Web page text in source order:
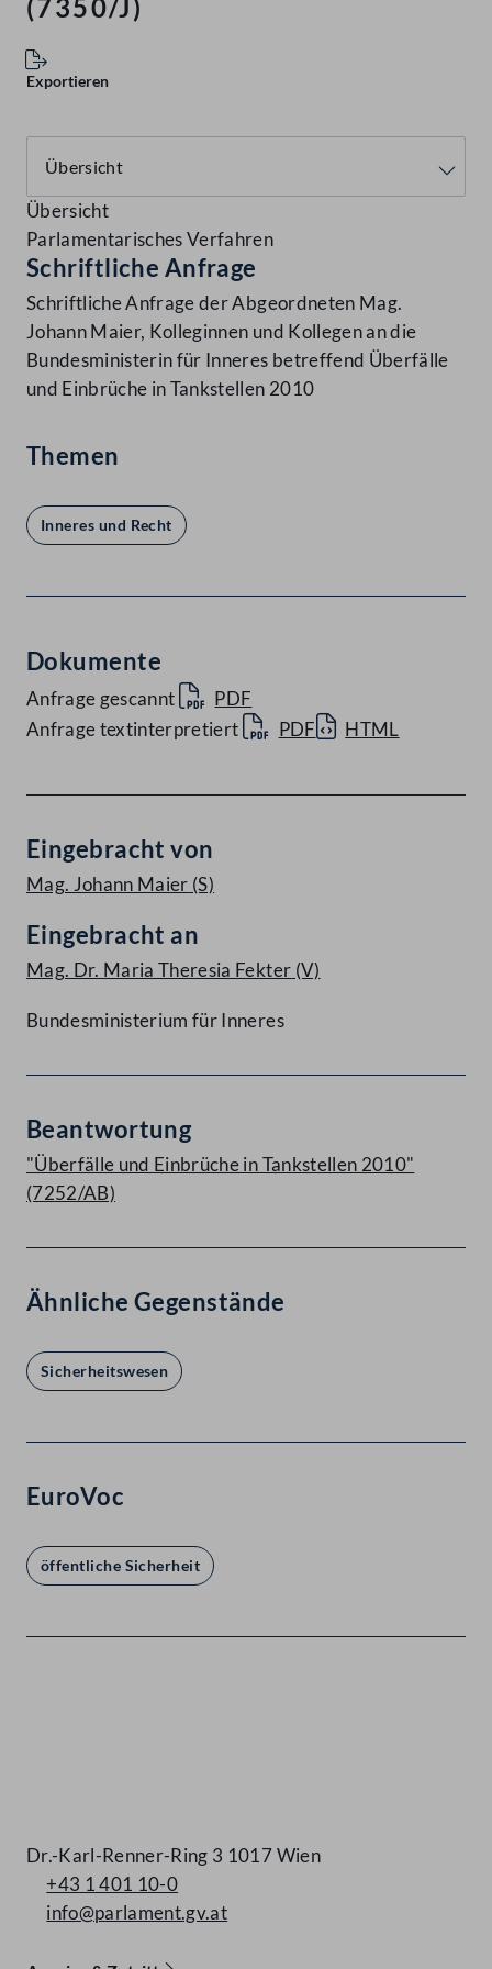
(7350/J)
Exportieren
Übersicht
Parlamentarisches Verfahren
Schriftliche Anfrage
Schriftliche Anfrage der Abgeordneten Mag.
Johann Maier, Kolleginnen und Kollegen an die
Bundesministerin für Inneres betreffend Überfälle
und Einbrüche in Tankstellen 2010
Themen
Inneres und Recht
Dokumente
Anfrage gescannt
PDF
Anfrage textinterpretiert
PDF HTML
Eingebracht von
Mag. Johann Maier (S)
Eingebracht an
Mag. Dr. Maria Theresia Fekter (V)
Bundesministerium für Inneres
Beantwortung
"Überfälle und Einbrüche in Tankstellen 2010"
(7252/AB)
Ähnliche Gegenstände
Sicherheitswesen
EuroVoc
öffentliche Sicherheit
Dr.-Karl-Renner-Ring 3 1017 Wien
+43 1 401 10-0
info@parlament.gv.at